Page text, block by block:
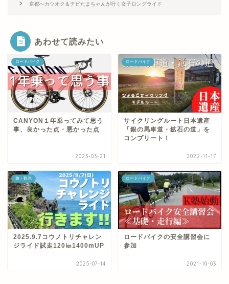
京都へカツオク＆チビたまちゃんが行く女子ロングライド
あわせて読みたい
ロードバイク
CANYON１年乗ってみて思う
事、良かった点・悪かった点
2023-03-21
ロードバイク
サイクリングルート日本遺産
「銀の馬車道・鉱石の道」を
コンプリート！
2022-11-17
旅・観光
2025.9.7コウノトリチャレン
ジライド試走120㎞1400mUP
2025-07-14
ロードバイク
ロードバイクの安全講習会に
参加
2021-10-03